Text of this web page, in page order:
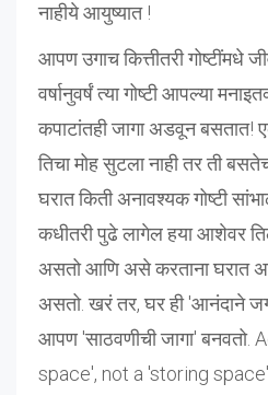
नाहीये आयुष्यात !
आपण उगाच कित्तीतरी
वर्षानुवर्षं त्या गोष्टी आपल्या
कपाटांतही जागा अडवून
तिचा मोह सुटला नाही तर ती
घरात किती अनावश्यक गोष्टी
कधीतरी पुढे लागेल हया आशेवर
असतो आणि असे करताना घरात
असतो. खरं तर, घर ही 'आनंदाने
आपण 'साठवणीची जागा'
space', not a 'storing space'.